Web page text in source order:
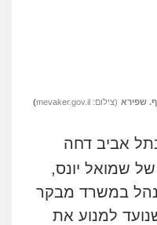
שפירא (צילום: mevaker.gov.il
)
אביב דחה
שמואל יונס,
במשרד מבקר
למנוע את